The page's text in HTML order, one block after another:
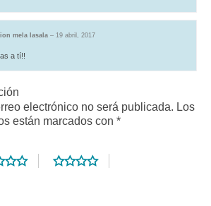
mela lasala – 19 abril, 2017
a tí!!
electrónico no será publicada. Los
están marcados con *